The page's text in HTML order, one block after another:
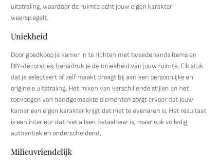
uitstraling, waardoor de ruimte echt jouw eigen karakter
weerspiegelt.
Uniekheid
Door goedkoop je kamer in te richten met tweedehands items en
DIY-decoraties, benadruk je de uniekheid van jouw ruimte. Elk stuk
dat je selecteert of zelf maakt draagt bij aan een persoonlijke en
originele uitstraling. Het mixen van verschillende stijlen en het
toevoegen van handgemaakte elementen zorgt ervoor dat jouw
kamer een eigen karakter krijgt dat niet te evenaren is. Het resultaat
is een interieur dat niet alleen betaalbaar is, maar ook volledig
authentiek en onderscheidend.
Milieuvriendelijk